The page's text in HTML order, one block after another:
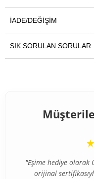
İADE/DEĞIŞIM
SIK SORULAN SORULAR
"Eşime hediye olarak
orijinal